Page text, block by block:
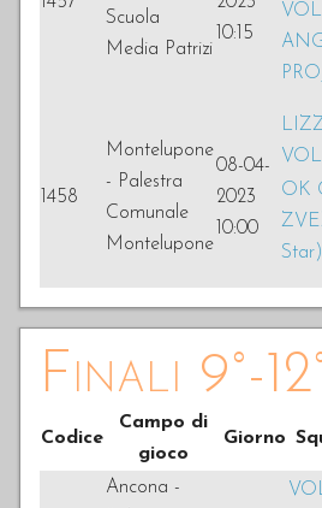
Scuola
Media Patrizi
10:15
1458
Montelupone
- Palestra
Comunale
Montelupone
08-04-
2023
10:00
OK
Finali 9°-
Codice
Campo di
gioco
Giorno
Ancona -